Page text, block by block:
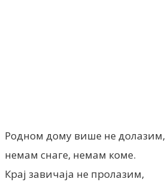
Родном дому више не долазим,
немам снаге, немам коме.
Крај завичаја не пролазим,